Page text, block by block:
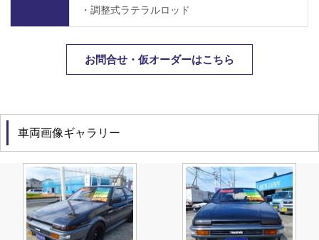
・調整式ラテラルロッド
お問合せ・仮オーダーはこちら
車両画像ギャラリー